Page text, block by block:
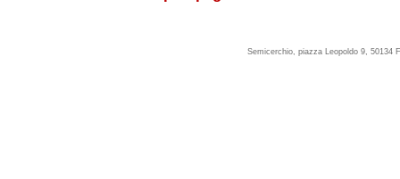
Semicerchio, piazza Leopoldo 9, 50134